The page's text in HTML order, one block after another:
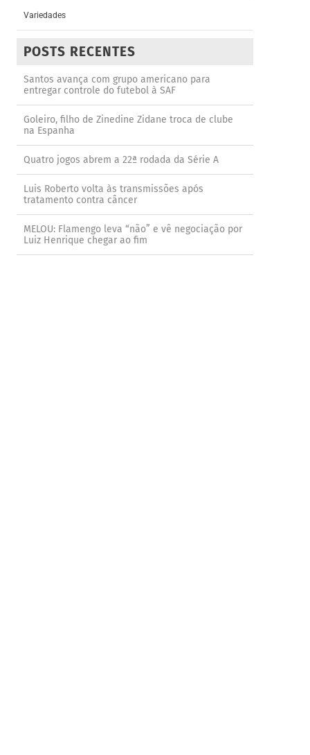
Variedades
POSTS RECENTES
Santos avança com grupo americano para
entregar controle do futebol à SAF
Goleiro, filho de Zinedine Zidane troca de clube
na Espanha
Quatro jogos abrem a 22ª rodada da Série A
Luis Roberto volta às transmissões após
tratamento contra câncer
MELOU: Flamengo leva “não” e vê negociação por
Luiz Henrique chegar ao fim